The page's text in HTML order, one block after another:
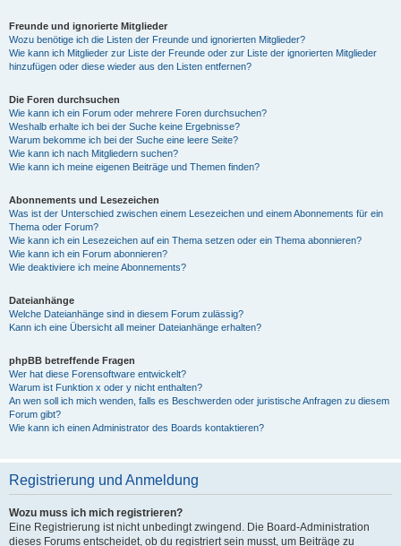
Freunde und ignorierte Mitglieder
Wozu benötige ich die Listen der Freunde und ignorierten Mitglieder?
Wie kann ich Mitglieder zur Liste der Freunde oder zur Liste der ignorierten Mitglieder
hinzufügen oder diese wieder aus den Listen entfernen?
Die Foren durchsuchen
Wie kann ich ein Forum oder mehrere Foren durchsuchen?
Weshalb erhalte ich bei der Suche keine Ergebnisse?
Warum bekomme ich bei der Suche eine leere Seite?
Wie kann ich nach Mitgliedern suchen?
Wie kann ich meine eigenen Beiträge und Themen finden?
Abonnements und Lesezeichen
Was ist der Unterschied zwischen einem Lesezeichen und einem Abonnements für ein
Thema oder Forum?
Wie kann ich ein Lesezeichen auf ein Thema setzen oder ein Thema abonnieren?
Wie kann ich ein Forum abonnieren?
Wie deaktiviere ich meine Abonnements?
Dateianhänge
Welche Dateianhänge sind in diesem Forum zulässig?
Kann ich eine Übersicht all meiner Dateianhänge erhalten?
phpBB betreffende Fragen
Wer hat diese Forensoftware entwickelt?
Warum ist Funktion x oder y nicht enthalten?
An wen soll ich mich wenden, falls es Beschwerden oder juristische Anfragen zu diesem
Forum gibt?
Wie kann ich einen Administrator des Boards kontaktieren?
Registrierung und Anmeldung
Wozu muss ich mich registrieren?
Eine Registrierung ist nicht unbedingt zwingend. Die Board-Administration
dieses Forums entscheidet, ob du registriert sein musst, um Beiträge zu